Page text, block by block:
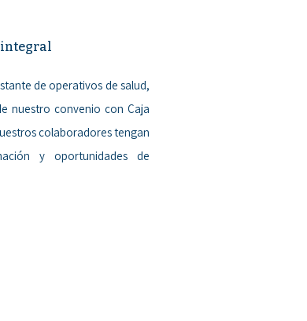
integral
de operativos de salud,
nuestro convenio con Caja
colaboradores tengan
y oportunidades de